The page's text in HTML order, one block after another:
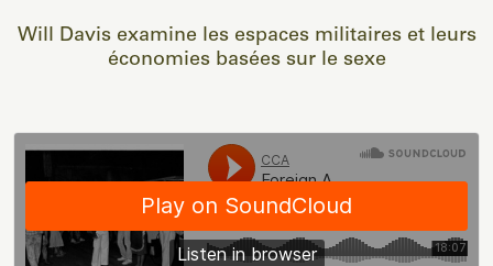
Will Davis examine les espaces militaires et leurs
économies basées sur le sexe